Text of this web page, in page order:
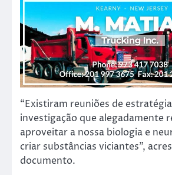
“Existiram reuniões de
investigação que alegadamente
aproveitar a nossa biologia e
criar substâncias viciantes”,
documento.